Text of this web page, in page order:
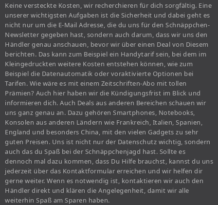
Keine versteckte Kosten, wir recherchieren für dich sorgfältig. Eine
unserer wichtigsten Aufgaben ist die Sicherheit und dabei geht es
nicht nur um die E-Mail Adresse, die du uns für den Schnäppchen-
Newsletter gegeben hast, sondern auch darum, dass wir uns den
Händler genau anschauen, bevor wir über einen Deal von Diesem
berichten. Das kann zum Beispiel ein Handytarif sein, bei dem im
Kleingedruckten weitere Kosten entstehen können, wie zum
Beispiel die Datenautomatik oder voraktivierte Optionen bei
Tarifen. Wie wäre es mit einem Zeitschriften-Abo mit tollen
Prämien? Auch hier haben wir die Kündigungsfrist im Blick und
informieren dich. Auch Deals aus anderen Bereichen schauen wir
uns ganz genau an. Dazu gehören Smartphones, Notebooks,
Konsolen aus anderen Ländern wie Frankreich, Italien, Spanien,
England und besonders China, mit den vielen Gadgets zu sehr
guten Preisen. Uns ist nicht nur der Datenschutz wichtig, sondern
auch das du Spaß bei der Schnäppchenjagd hast. Sollte es
dennoch mal dazu kommen, dass Du Hilfe brauchst, kannst du uns
jederzeit über das Kontaktformular erreichen und wir helfen dir
gerne weiter. Wenn es notwendig ist, kontaktieren wir auch den
Händler direkt und klären die Angelegenheit, damit wir alle
weiterhin Spaß am Sparen haben.